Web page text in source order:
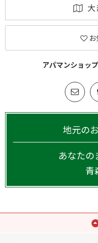
大
アパマンショッ
地元の
あなた
青